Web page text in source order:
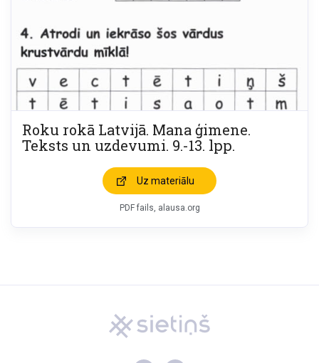
Roku rokā Latvijā. Mana ģimene.
Teksts un uzdevumi. 9.-13. lpp.
Uz materiālu
PDF fails, alausa.org